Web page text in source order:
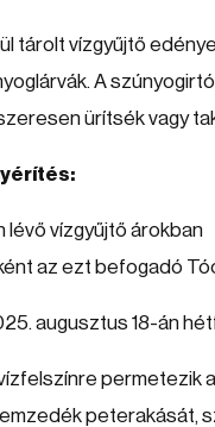
tárolt vízgyűjtő
A
ürítsék vagy
lévő vízgyűjtő árokban
az ezt befogadó
augusztus 18-án
permetezik
peterakását,